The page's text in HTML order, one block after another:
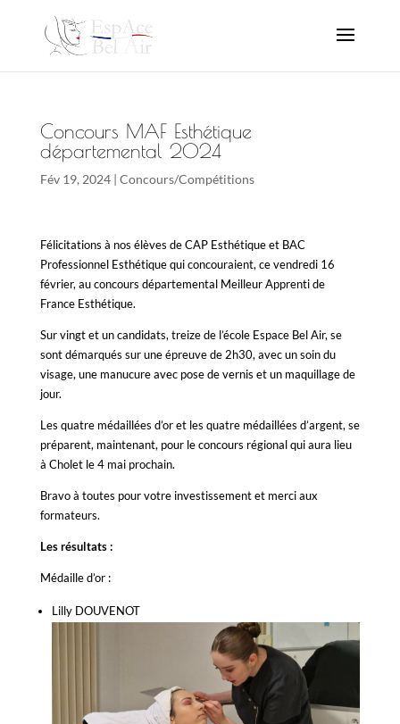
Concours MAF Esthétique
départemental 2024
Fév 19, 2024| Concours/Compétitions
Félicitations à nos élèves de CAP Esthétique et BAC
Professionnel Esthétique qui concouraient, ce vendredi 16
février, au concours départemental Meilleur Apprenti de
France Esthétique.
Sur vingt et un candidats, treize de l’école Espace Bel Air, se
sont démarqués sur une épreuve de 2h30, avec un soin du
visage, une manucure avec pose de vernis et un maquillage de
jour.
Les quatre médaillées d’or et les quatre médaillées d’argent, se
préparent, maintenant, pour le concours régional qui aura lieu
à Cholet le 4 mai prochain.
Bravo à toutes pour votre investissement et merci aux
formateurs.
Les résultats :
Médaille d’or :
Lilly DOUVENOT